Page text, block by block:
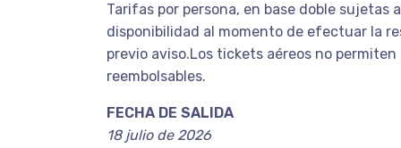
Tarifas por persona, en base doble sujetas
disponibilidad al momento de efectuar la
previo aviso.Los tickets aéreos no permiten
reembolsables.
FECHA DE SALIDA
18 julio de 2026